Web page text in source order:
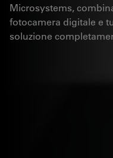
Microsystems,
fotocamera digitale e
soluzione